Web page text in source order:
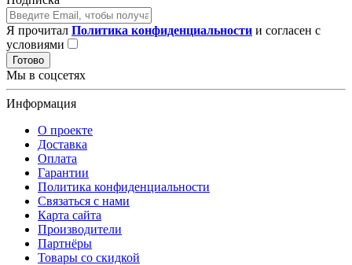
Я прочитал Политика конфиденциальности и согласен с
условиями
Готово
Мы в соцсетях
Информация
О проекте
Доставка
Оплата
Гарантии
Политика конфиденциальности
Связаться с нами
Карта сайта
Производители
Партнёры
Товары со скидкой